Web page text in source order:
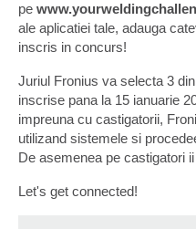
pe
ale aplicatiei tale, adauga
inscris in concurs!
Juriul Fronius va selecta 3
inscrise pana la 15 ianuarie
impreuna cu castigatorii,
utilizand sistemele si
De asemenea pe castigatori
Let's get connected!